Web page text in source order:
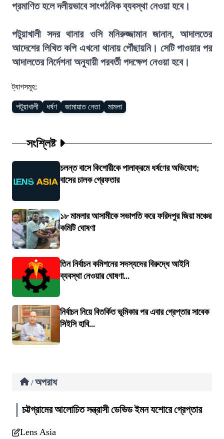
প্রমাণিত হলে দলীয়ভাবে সাংগঠনিক ব্যবস্থা নেওয়া হবে।
পটুয়াখালী সদর থানার ওসি মনিরুজ্জামান জানান, আদালতের
আদেশের লিখিত কপি এখনো থানায় পৌঁছায়নি। সেটি পাওয়ার পর
আদালতের নির্দেশনা অনুযায়ী পরবর্তী পদক্ষেপ নেওয়া হবে।
ট্যাগসমূহ:
পটুয়াখালী ধর্ষণ জামায়াত নেতা মামলা
সংশ্লিষ্ট
চলন্ত বাসে কিশোরীকে পালাক্রমে ধর্ষণের অভিযোগ;
বাসের চালক গ্রেফতার
১৮ মামলার আসামীকে সভাপতি করে ফরিদপুর জিয়া মঞ্চের
কমিটি ঘোষণা
তিন নির্বাচন কমিশনের সদস্যদের বিরুদ্ধে আইনি
ব্যবস্থা নেওয়ার ঘোষণা...
নির্বাচন নিয়ে বিতর্কিত ভূমিকার পর এবার গ্রেপ্তার সাবেক
সিইসি হাবি...
/ অপরাধ
চট্টগ্রামের আলোচিত সন্ত্রাসী ডেভিড ইমন যশোরে গ্রেপ্তার
Lens Asia